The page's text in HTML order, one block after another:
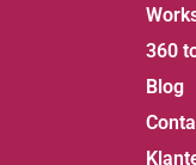
360
Blog